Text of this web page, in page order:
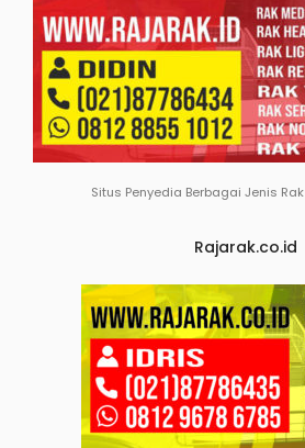
Situs Penyedia Berbagai Jenis Rak
Rajarak.co.id